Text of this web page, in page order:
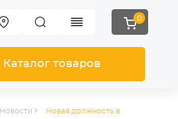
0
Каталог товаров
Новости
Новая должность в